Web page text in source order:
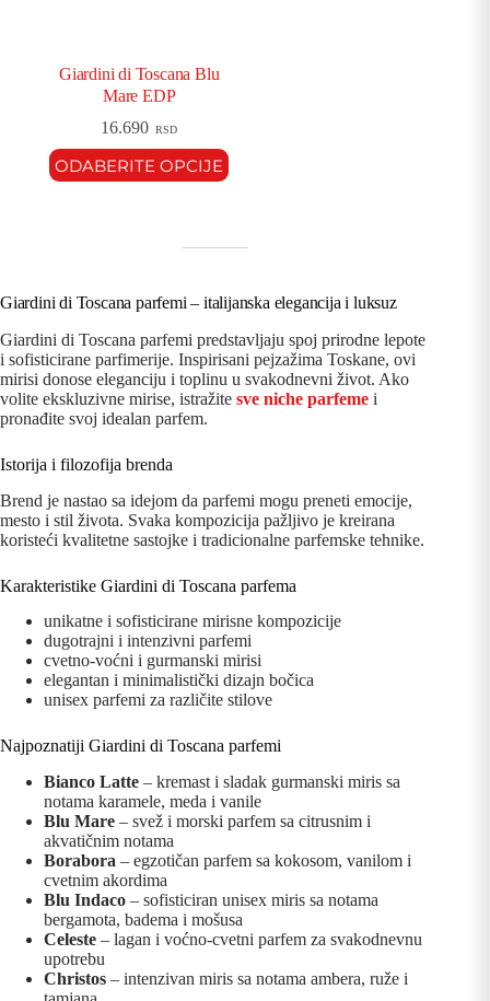
Giardini di Toscana Blu
Mare EDP
16.690 RSD
ODABERITE OPCIJE
Giardini di Toscana parfemi – italijanska elegancija i luksuz
Giardini di Toscana parfemi predstavljaju spoj prirodne lepote
i sofisticirane parfimerije. Inspirisani pejzažima Toskane, ovi
mirisi donose eleganciju i toplinu u svakodnevni život. Ako
volite ekskluzivne mirise, istražite sve niche parfeme i
pronađite svoj idealan parfem.
Istorija i filozofija brenda
Brend je nastao sa idejom da parfemi mogu preneti emocije,
mesto i stil života. Svaka kompozicija pažljivo je kreirana
koristeći kvalitetne sastojke i tradicionalne parfemske tehnike.
Karakteristike Giardini di Toscana parfema
unikatne i sofisticirane mirisne kompozicije
dugotrajni i intenzivni parfemi
cvetno-voćni i gurmanski mirisi
elegantan i minimalistički dizajn bočica
unisex parfemi za različite stilove
Najpoznatiji Giardini di Toscana parfemi
Bianco Latte – kremast i sladak gurmanski miris sa
notama karamele, meda i vanile
Blu Mare – svež i morski parfem sa citrusnim i
akvatičnim notama
Borabora – egzotičan parfem sa kokosom, vanilom i
cvetnim akordima
Blu Indaco – sofisticiran unisex miris sa notama
bergamota, badema i mošusa
Celeste – lagan i voćno-cvetni parfem za svakodnevnu
upotrebu
Christos – intenzivan miris sa notama ambera, ruže i